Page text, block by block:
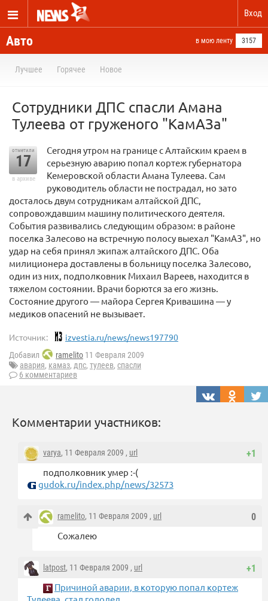
Вход
Авто в мою ленту 3157
Лучшее Горячее Новое
Сотрудники ДПС спасли Амана
Тулеева от груженого "КамАЗа"
отметили
17
в архиве
Сегодня утром на границе с Алтайским краем в
серьезную аварию попал кортеж губернатора
Кемеровской области Амана Тулеева. Сам
руководитель области не пострадал, но зато
досталось двум сотрудникам алтайской ДПС,
сопровождавшим машину политического деятеля.
События развивались следующим образом: в районе
поселка Залесово на встречную полосу выехал "КамАЗ", но
удар на себя принял экипаж алтайского ДПС. Оба
милиционера доставлены в больницу поселка Залесово,
один из них, подполковник Михаил Вареев, находится в
тяжелом состоянии. Врачи борются за его жизнь.
Состояние другого — майора Сергея Кривашина — у
медиков опасений не вызывает.
Источник: izvestia.ru/news/news197790
Добавил ramelito 11 Февраля 2009
авария, камаз, дпс, тулеев, спасли
6 комментариев
Комментарии участников:
+1
varya, 11 Февраля 2009 , url
подполковник умер :-(
gudok.ru/index.php/news/32573
0
ramelito, 11 Февраля 2009 , url
Сожалею
+1
latpost, 11 Февраля 2009 , url
Причиной аварии, в которую попал кортеж